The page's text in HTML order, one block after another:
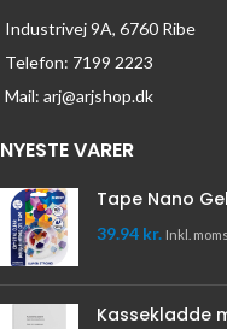
Industrivej 9A, 6760 Ribe
Telefon: 7199 2223
Mail: arj@arjshop.dk
NYESTE VARER
Tape Nano
39.94 kr. Inkl.
Kassekladde